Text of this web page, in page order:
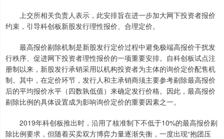
上交所相关负责人表示，此安排旨在进一步加大网下投资者报价
约束，引导科创板新股发行理性报价、合理定价。
最高报价剔除机制是新股发行定价过程中避免极端高报价干扰发
行秩序、促进网下投资者理性报价的一项重要安排。自科创板试点注
册制以来，新股发行承销采用以机构投资者为主体的询价定价配售机
制。其中，在定价环节，发行人和主承销商须主要参考剔除最高报价
后的平均报价水平（四数孰低值）来确定发行价格。因此，最高报价
剔除比例的具体设置成为影响询价定价的重要因素之一。
2019年科创板推出时，沿用了核准制下不低于10%的最高报价剔
除比例要求，但随着买卖双方博弈力量逐渐失衡，一度出现“抱团压